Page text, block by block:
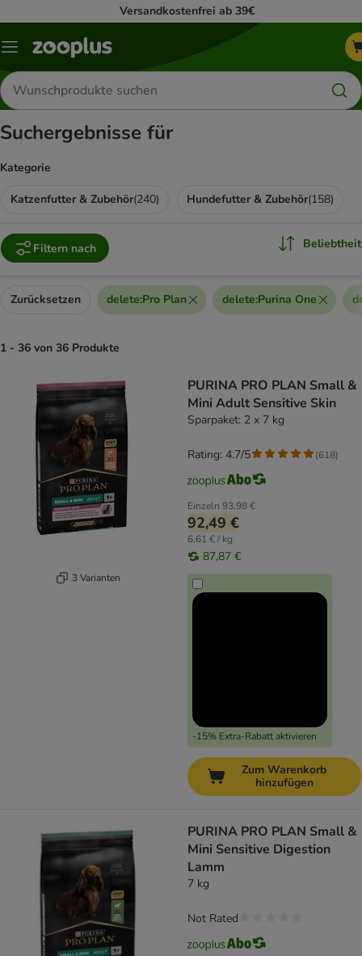
Versandkostenfrei ab 39€
Menü
Produkte
suchen
Suchergebnisse für
Kategorie
Katzenfutter & Zubehör(240) Hundefutter & Zubehör(158)
Filtern nach Beliebtheit
Zurücksetzen delete:Pro Plan delete:Purina One
1 - 36 von 36 Produkte
3 Varianten
PURINA PRO PLAN Small &
Mini Adult Sensitive Skin
Sparpaket: 2 x 7 kg
Einzeln 93,98 €
92,49 €
6,61 € / kg
87,87 €
-15% Extra-Rabatt aktivieren
Rating: 4.7/5 (618)
Zum Warenkorb
hinzufügen
PURINA PRO PLAN Small &
Mini Sensitive Digestion
Lamm
7 kg
Not Rated